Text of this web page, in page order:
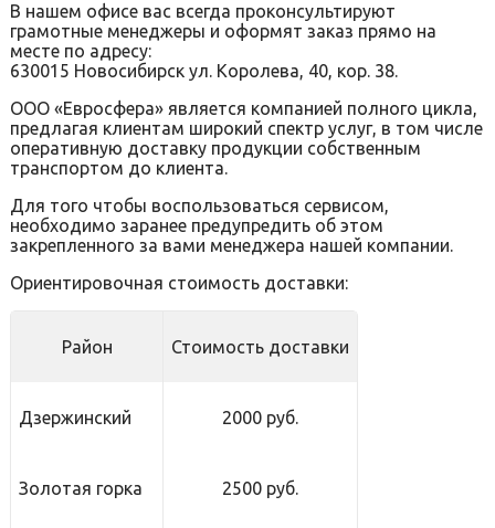
В нашем офисе вас всегда проконсультируют
грамотные менеджеры и оформят заказ прямо на
месте по адресу:
630015 Новосибирск ул. Королева, 40, кор. 38.
ООО «Евросфера» является компанией полного цикла,
предлагая клиентам широкий спектр услуг, в том числе
оперативную доставку продукции собственным
транспортом до клиента.
Для того чтобы воспользоваться сервисом,
необходимо заранее предупредить об этом
закрепленного за вами менеджера нашей компании.
Ориентировочная стоимость доставки:
Район Стоимость доставки
Дзержинский 2000 руб.
Золотая горка 2500 руб.